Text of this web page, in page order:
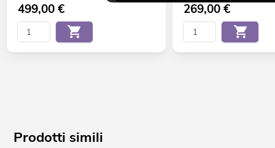
499,00€ 269,00€
Prodotti simili